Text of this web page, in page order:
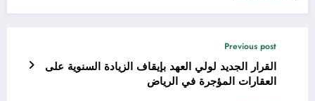
Previous post
القرار الجديد لولي العهد بإيقاف الزيادة السنوية على
العقارات المؤجرة في الرياض